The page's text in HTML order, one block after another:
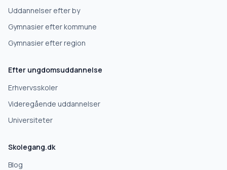
Uddannelser efter by
Gymnasier efter kommune
Gymnasier efter region
Efter ungdomsuddannelse
Erhvervsskoler
Videregående uddannelser
Universiteter
Skolegang.dk
Blog